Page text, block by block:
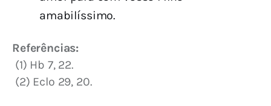
amabilíssimo.
Referências:
(1) Hb 7, 22.
(2) Eclo 29, 20.